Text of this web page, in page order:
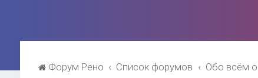
Форум Рено Список форумов Обо всём